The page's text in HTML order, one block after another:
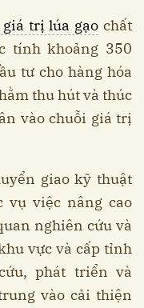
trị lúa gạo chất
tính khoảng 350
tư cho hàng hóa
thu hút và thúc
vào chuỗi giá trị
giao kỹ thuật
vụ việc nâng cao
nghiên cứu và
vực và cấp tỉnh
phát triển và
vào cải thiện